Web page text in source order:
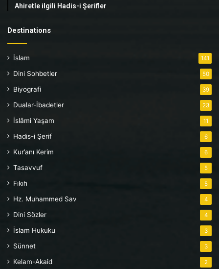
Ahiretle ilgili Hadis-i Şerifler
Destinations
İslam 141
Dini Sohbetler 50
Biyografi 39
Dualar-İbadetler 23
İslâmi Yaşam 11
Hadis-i Şerif 6
Kur’anı Kerim 6
Tasavvuf 5
Fıkıh 5
Hz. Muhammed Sav 4
Dini Sözler 4
İslam Hukuku 3
Sünnet 3
Kelam-Akaid 2